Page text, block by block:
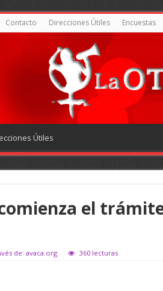
Contacto Direcciones Útiles Encuestas
Útiles
el
de: avaca.org 360 lecturas